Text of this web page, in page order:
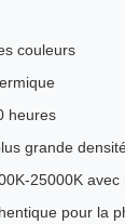
couleurs
heures
grande
25000K
pour la